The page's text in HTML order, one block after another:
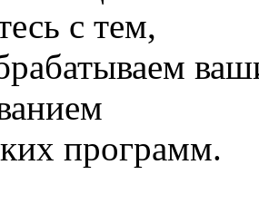
с тем,
программ.